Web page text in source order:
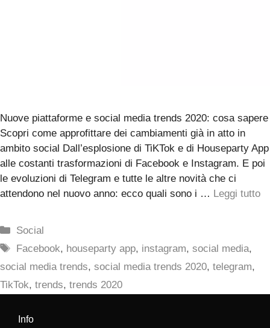
Nuove piattaforme e social media trends 2020: cosa sapere
Scopri come approfittare dei cambiamenti già in atto in
ambito social Dall’esplosione di TiKTok e di Houseparty App
alle costanti trasformazioni di Facebook e Instagram. E poi
le evoluzioni di Telegram e tutte le altre novità che ci
attendono nel nuovo anno: ecco quali sono i … Leggi tutto
Categorie
Social
Tag
Facebook, houseparty app, instagram,social media,
social media trends, social media trends 2020, telegram,
TikTok, trends, trends 2020
Info